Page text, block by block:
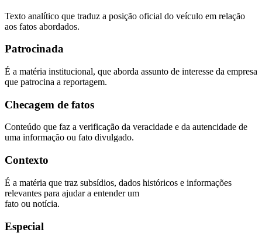
Texto analítico que traduz a posição oficial do veículo em relação
aos fatos abordados.
Patrocinada
É a matéria institucional, que aborda assunto de interesse da empresa
que patrocina a reportagem.
Checagem de fatos
Conteúdo que faz a verificação da veracidade e da autencidade de
uma informação ou fato divulgado.
Contexto
É a matéria que traz subsídios, dados históricos e informações
relevantes para ajudar a entender um
fato ou notícia.
Especial